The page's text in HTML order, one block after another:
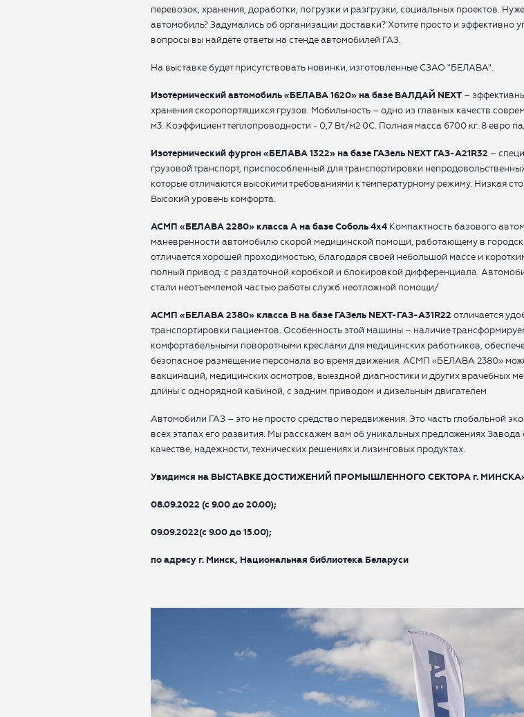
перевозок, хранения, доработки, погрузки и разгрузки, социальных проектов.
автомобиль? Задумались об организации доставки? Хотите просто и эффективно
вопросы вы найдёте ответы на стенде автомобилей ГАЗ.
На выставке будет присутствовать новинки, изготовленные СЗАО "БЕЛАВА".
Изотермический автомобиль «БЕЛАВА 1620» на базе ВАЛДАЙ NEXT –
хранения скоропортящихся грузов. Мобильность – одно из главных качеств
м3. Коэффициент теплопроводности - 0,7 Вт/м2 0С. Полная масса 6700 кг. 8 евро
Изотермический фургон «БЕЛАВА 1322» на базе ГАЗель NEXT ГАЗ-A21R32 –
грузовой транспорт, приспособленный для транспортировки
которые отличаются высокими требованиями к температурному режиму. Низкая
Высокий уровень комфорта.
АСМП «БЕЛАВА 2280» класса А на базе Соболь 4х4 Компактность базового
маневренности автомобилю скорой медицинской помощи, работающему в
отличается хорошей проходимостью, благодаря своей небольшой массе и
полный привод: с раздаточной коробкой и блокировкой дифференциала.
стали неотъемлемой частью работы служб неотложной помощи/
АСМП «БЕЛАВА 2380» класса В на базе ГАЗель NEXT-ГАЗ-A31R22 отличается
транспортировки пациентов. Особенность этой машины – наличие
комфортабельными поворотными креслами для медицинских работников,
безопасное размещение персонала во время движения. АСМП «БЕЛАВА 2380»
вакцинаций, медицинских осмотров, выездной диагностики и других врачебных
длины с однорядной кабиной, с задним приводом и дизельным двигателем
Автомобили ГАЗ – это не просто средство передвижения. Это часть глобальной
всех этапах его развития. Мы расскажем вам об уникальных предложениях
качестве, надежности, технических решениях и лизинговых продуктах.
Увидимся на ВЫСТАВКЕ ДОСТИЖЕНИЙ ПРОМЫШЛЕННОГО СЕКТОРА г.
08.09.2022 (с 9.00 до 20.00);
09.09.2022(с 9.00 до 15.00);
по адресу г. Минск, Национальная библиотека Беларуси